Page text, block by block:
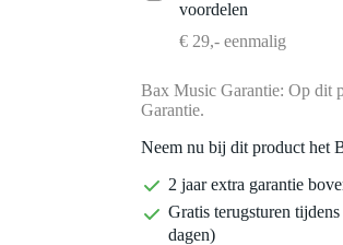
voordelen
€ 29,- eenmalig
Bax Music Garantie: Op dit
Garantie.
Neem nu bij dit product het
2 jaar extra garantie
Gratis terugsturen
dagen)